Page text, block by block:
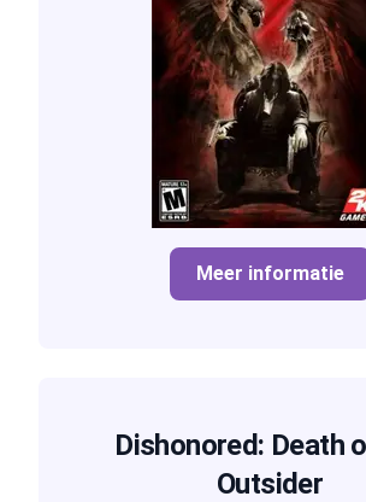
Meer informatie
Dishonored: Death
Outsider